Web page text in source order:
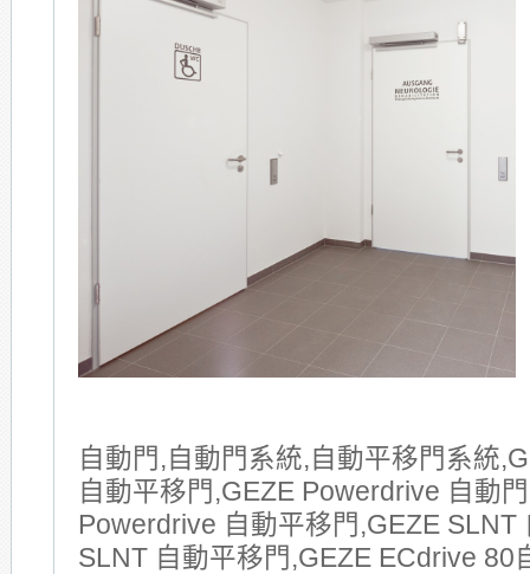
自動門,自動門系統,自動平移門系統
自動平移門,GEZE Powerdrive 自動
Powerdrive 自動平移門,GEZE SLNT
SLNT 自動平移門,GEZE ECdrive 80